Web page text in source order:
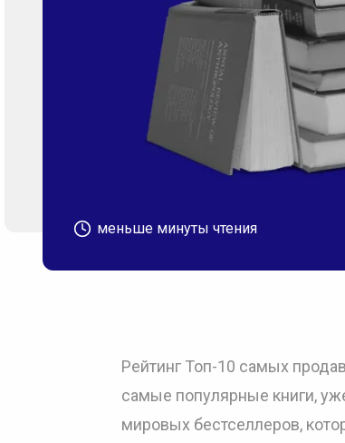
меньше минуты чтения
Рейтинг Топ-10 самых
самые популярные книги,
мировых бестселлеров,